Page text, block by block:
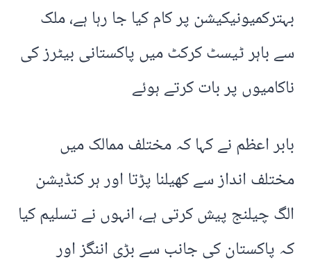
بہترکمیونیکیشن پر کام کیا جا رہا ہے، ملک
سے باہر ٹیسٹ کرکٹ میں پاکستانی بیٹرز کی
ناکامیوں پر بات کرتے ہوئے
بابر اعظم نے کہا کہ مختلف ممالک میں
مختلف انداز سے کھیلنا پڑتا اور ہر کنڈیشن
الگ چیلنج پیش کرتی ہے، انہوں نے تسلیم کیا
کہ پاکستان کی جانب سے بڑی اننگز اور